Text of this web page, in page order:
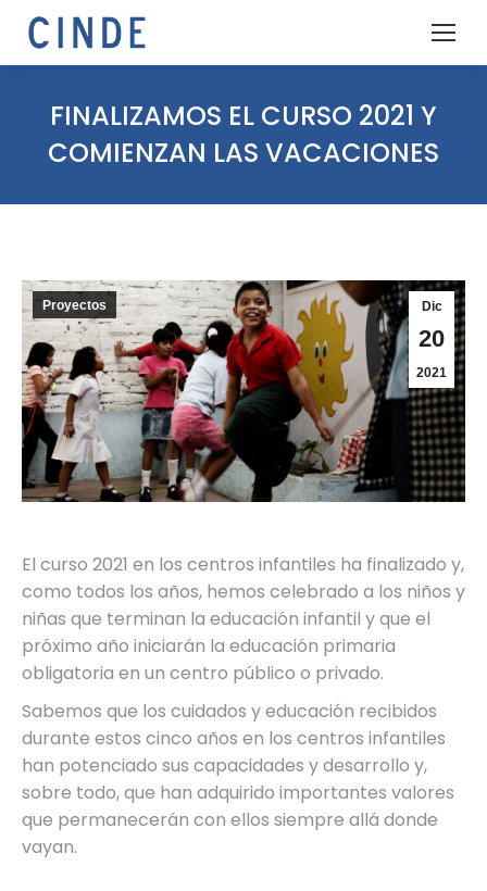
FINALIZAMOS EL CURSO 2021 Y
COMIENZAN LAS VACACIONES
Dic
20
2021
Proyectos
El curso 2021 en los centros infantiles ha finalizado y,
como todos los años, hemos celebrado a los niños y
niñas que terminan la educación infantil y que el
próximo año iniciarán la educación primaria
obligatoria en un centro público o privado.
Sabemos que los cuidados y educación recibidos
durante estos cinco años en los centros infantiles
han potenciado sus capacidades y desarrollo y,
sobre todo, que han adquirido importantes valores
que permanecerán con ellos siempre allá donde
vayan.